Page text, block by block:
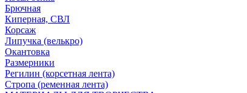
Брючная
Киперная, СВЛ
Корсаж
Липучка (велькро)
Окантовка
Размерники
Регилин (корсетная лента)
Стропа (ременная лента)